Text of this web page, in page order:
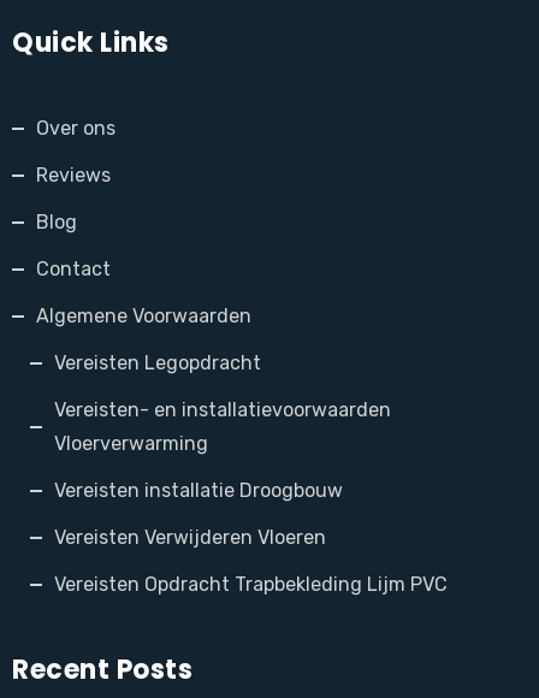
Quick Links
Over ons
Reviews
Blog
Contact
Algemene Voorwaarden
Vereisten Legopdracht
Vereisten- en installatievoorwaarden
Vloerverwarming
Vereisten installatie Droogbouw
Vereisten Verwijderen Vloeren
Vereisten Opdracht Trapbekleding Lijm PVC
Recent Posts